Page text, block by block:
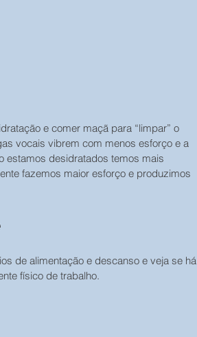
e comer maçã para “limpar” o
vocais vibrem com menos esforço e a
estamos desidratados temos mais
fazemos maior esforço e produzimos
de alimentação e descanso e veja se há
físico de trabalho.